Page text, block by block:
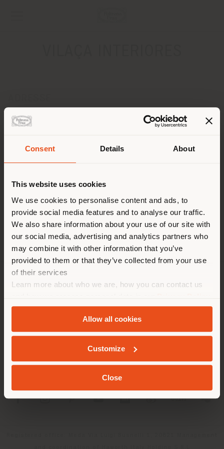
Consent Details About
This website uses cookies
We use cookies to personalise content and ads, to
provide social media features and to analyse our traffic.
We also share information about your use of our site with
our social media, advertising and analytics partners who
may combine it with other information that you’ve
provided to them or that they’ve collected from your use
of their services
Learn more about who we are, how you can contact us
andCookie Policy.
Allow all cookies
Customize
Close
Av. S. Lourenço, nº225 Celeirós
CELEIROS BRAGA 4705-442
KONTAKTE
Telefon +351 253 605 440
EINEN TERMIN ANFRAGEN
Sie browsen in einem anderen
Land als Ihrem Standort. Wir
empfehlen Ihnen, sich richtig
zu orientieren, um Einkäufe
tätigen zu können. (us)
GEOLOKALISIERT
UNTERNEHMEN
PRODUKTLINIEN
INFO & DIENSTLEISTUNGEN